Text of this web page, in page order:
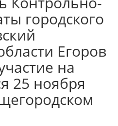
городского
Егоров
на
25 ноября